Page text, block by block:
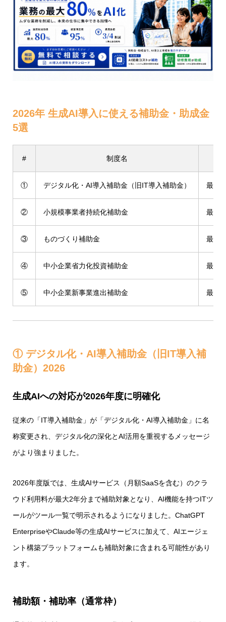
2026年 生成AI導入に使える補助金・助成金
5選
# 制度名
① デジタル化・AI導入補助金（旧IT導入補助金） 最大
② 小規模事業者持続化補助金 最大
③ ものづくり補助金 最大
④ 中小企業省力化投資補助金 最大
⑤ 中小企業新事業進出補助金 最大
① デジタル化・AI導入補助金（旧IT導入補
助金）2026
生成AIへの対応が2026年度に明確化
従来の「IT導入補助金」が「デジタル化・AI導入補助金」に名
称変更され、デジタル化の深化とAI活用を重視するメッセージ
がより強まりました。
2026年度版では、生成AIサービス（月額SaaSを含む）のクラ
ウド利用料が最大2年分まで補助対象となり、AI機能を持つITツ
ールがツール一覧で明示されるようになりました。ChatGPT
EnterpriseやClaude等の生成AIサービスに加えて、AIエージェ
ント構築プラットフォームも補助対象に含まれる可能性があり
ます。
補助額・補助率（通常枠）